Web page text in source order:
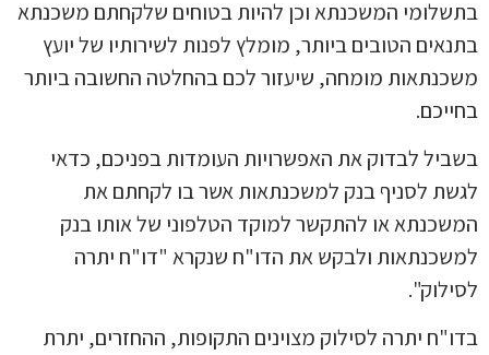
המשכנתא וכן להיות בטוחים שלקחתם משכנתא
הטובים ביותר, מומלץ לפנות לשירותיו של יועץ
מומחה, שיעזור לכם בהחלטה החשובה ביותר
לבדוק את האפשרויות העומדות בפניכם, כדאי
לסניף בנק למשכנתאות אשר בו לקחתם את
או להתקשר למוקד הטלפוני של אותו בנק
ולבקש את הדו"ח שנקרא "דו"ח יתרה
יתרה לסילוק מצוינים התקופות, ההחזרים, יתרת